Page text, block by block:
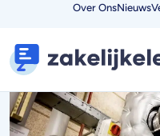
Over OnsNieuws